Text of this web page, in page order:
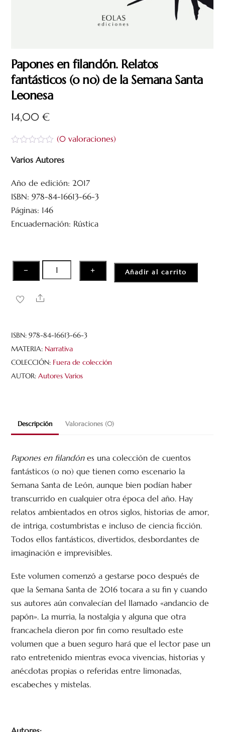
Papones en filandón. Relatos
fantásticos (o no) de la Semana Santa
Leonesa
14,00€
a
r
d
o
c
o
5
(0valoraciones)
Varios Autores
Año de edición: 2017
ISBN: 978-84-16613-66-3
Páginas: 146
Encuadernación: Rústica
−
Papones
en
filandón.
(o
no)
de
la
cantidad
+ Añadir al carrito
Share
ISBN:978-84-16613-66-3
MATERIA: Narrativa
COLECCIÓN: Fuera de colección
AUTOR:Autores Varios
Descripción Valoraciones (0)
Papones en filandónes una colección de cuentos
fantásticos (o no) que tienen como escenario la
Semana Santa de León, aunque bien podían haber
transcurrido en cualquier otra época del año. Hay
relatos ambientados en otros siglos, historias de amor,
de intriga, costumbristas e incluso de ciencia ficción.
Todos ellos fantásticos, divertidos, desbordantes de
imaginación e imprevisibles.
Este volumen comenzó a gestarse poco después de
que la Semana Santa de 2016 tocara a su fin y cuando
sus autores aún convalecían del llamado «andancio de
papón». La murria, la nostalgia y alguna que otra
francachela dieron por fin como resultado este
volumen que a buen seguro hará que el lector pase un
rato entretenido mientras evoca vivencias, historias y
anécdotas propias o referidas entre limonadas,
escabeches y mistelas.